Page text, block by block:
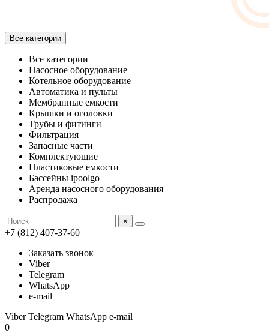
Все категории
Все категории
Насосное оборудование
Котельное оборудование
Автоматика и пульты
Мембранные емкости
Крышки и оголовки
Трубы и фитинги
Фильтрация
Запасные части
Комплектующие
Пластиковые емкости
Бассейны ipoolgo
Аренда насосного оборудования
Распродажа
×
+7 (812) 407-37-60
Заказать звонок
Viber
Telegram
WhatsApp
e-mail
ViberTelegram WhatsApp e-mail
0